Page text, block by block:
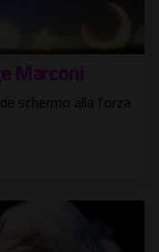
Marconi
schermo alla forza